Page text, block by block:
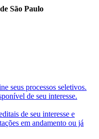
São Paulo
seus processos seletivos.
de seu interesse.
de seu interesse e
em andamento ou já